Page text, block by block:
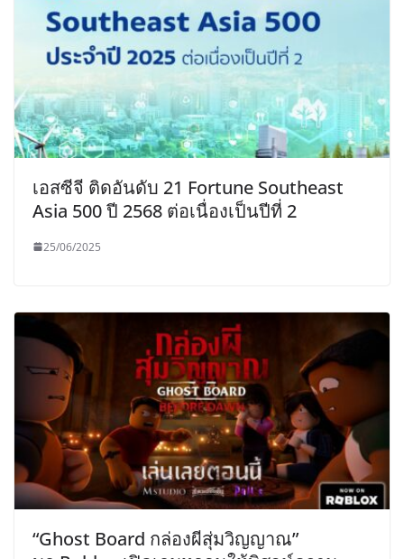
เอสซีจี ติดอันดับ 21 Fortune Southeast
Asia 500 ปี 2568 ต่อเนื่องเป็นปีที่ 2
25/06/2025
“Ghost Board กล่องผีสุ่มวิญญาณ”